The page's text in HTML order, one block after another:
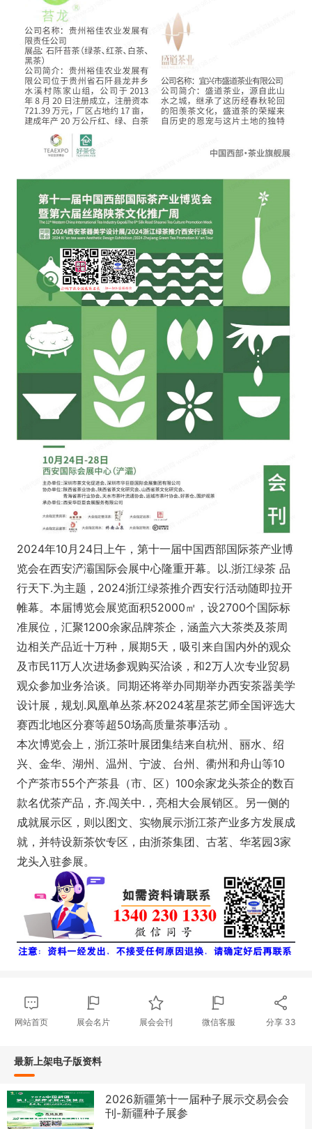
2024年10月24日上午，第十一届中国西部国际茶产业博
览会在西安浐灞国际会展中心隆重开幕。以.浙江绿茶 品
行天下.为主题，2024浙江绿茶推介西安行活动随即拉开
帷幕。本届博览会展览面积52000㎡，设2700个国际标
准展位，汇聚1200余家品牌茶企，涵盖六大茶类及茶周
边相关产品近十万种，展期5天，吸引来自国内外的观众
及市民11万人次进场参观购买洽谈，和2万人次专业贸易
观众参加业务洽谈。同期还将举办同期举办西安茶器美学
设计展，规划.凤凰单丛茶.杯2024茗星茶艺师全国评选大
赛西北地区分赛等超50场高质量茶事活动 。
本次博览会上，浙江茶叶展团集结来自杭州、丽水、绍
兴、金华、湖州、温州、宁波、台州、衢州和舟山等10
个产茶市55个产茶县（市、区）100余家龙头茶企的数百
款名优茶产品，齐.闯关中.，亮相大会展销区。另一侧的
成就展示区，则以图文、实物展示浙江茶产业多方发展成
就，并特设新茶饮专区，由浙茶集团、古茗、华茗园3家
龙头入驻参展。
网站首页 展会名片 展会会刊 微信客服 分享 33
最新上架电子版资料
2026新疆第十一届种子展示交易会会
刊-新疆种子展参